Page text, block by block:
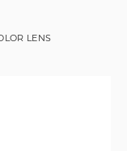
LENS